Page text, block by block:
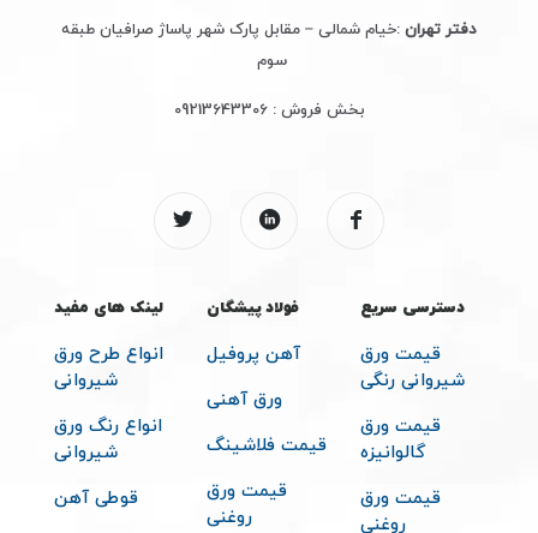
دفتر تهران :خیام شمالی – مقابل پارک شهر پاساژ صرافیان طبقه
سوم
بخش فروش :09213643306
دسترسی سریع
قیمت ورق
شیروانی رنگی
قیمت ورق
گالوانیزه
قیمت ورق
روغنی
فولاد پیشگان
آهن پروفیل
ورق آهنی
قیمت فلاشینگ
قیمت ورق
روغنی
لینک های مفید
انواع طرح ورق
شیروانی
انواع رنگ ورق
شیروانی
قوطی آهن